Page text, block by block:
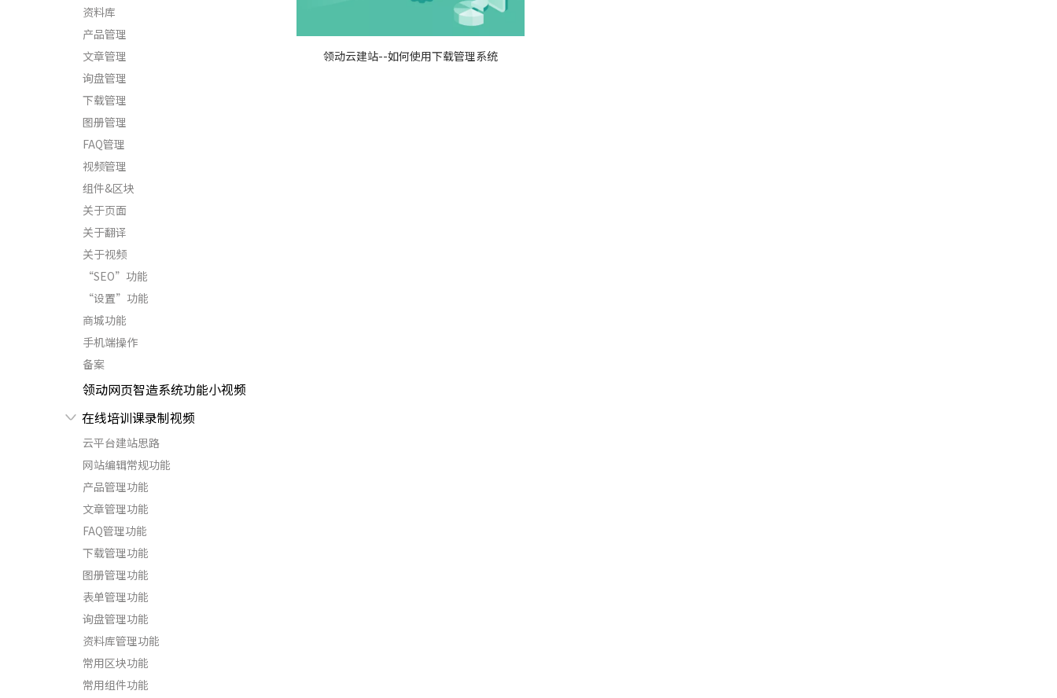
资料库
产品管理
文章管理
询盘管理
下载管理
图册管理
FAQ管理
视频管理
组件&区块
关于页面
关于翻译
关于视频
“SEO”功能
“设置”功能
商城功能
手机端操作
备案
领动网页智造系统功能小视频
在线培训课录制视频
云平台建站思路
网站编辑常规功能
产品管理功能
文章管理功能
FAQ管理功能
下载管理功能
图册管理功能
表单管理功能
询盘管理功能
资料库管理功能
常用区块功能
常用组件功能
领动云建站--如何使用下载管理系统